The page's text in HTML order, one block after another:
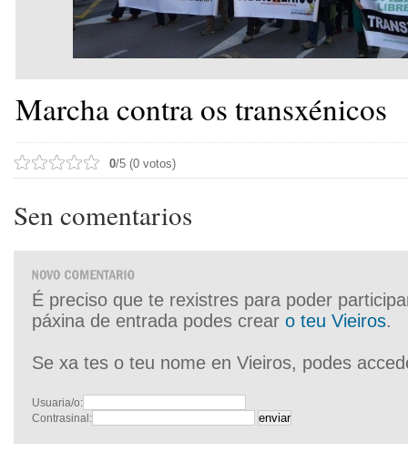
Marcha contra os transxénicos
0/5 (0 votos)
Sen comentarios
É preciso que te rexistres para poder
páxina de entrada podes crear o teu Vieiros.
Se xa tes o teu nome en Vieiros, podes
Usuaria/o:
Contrasinal: